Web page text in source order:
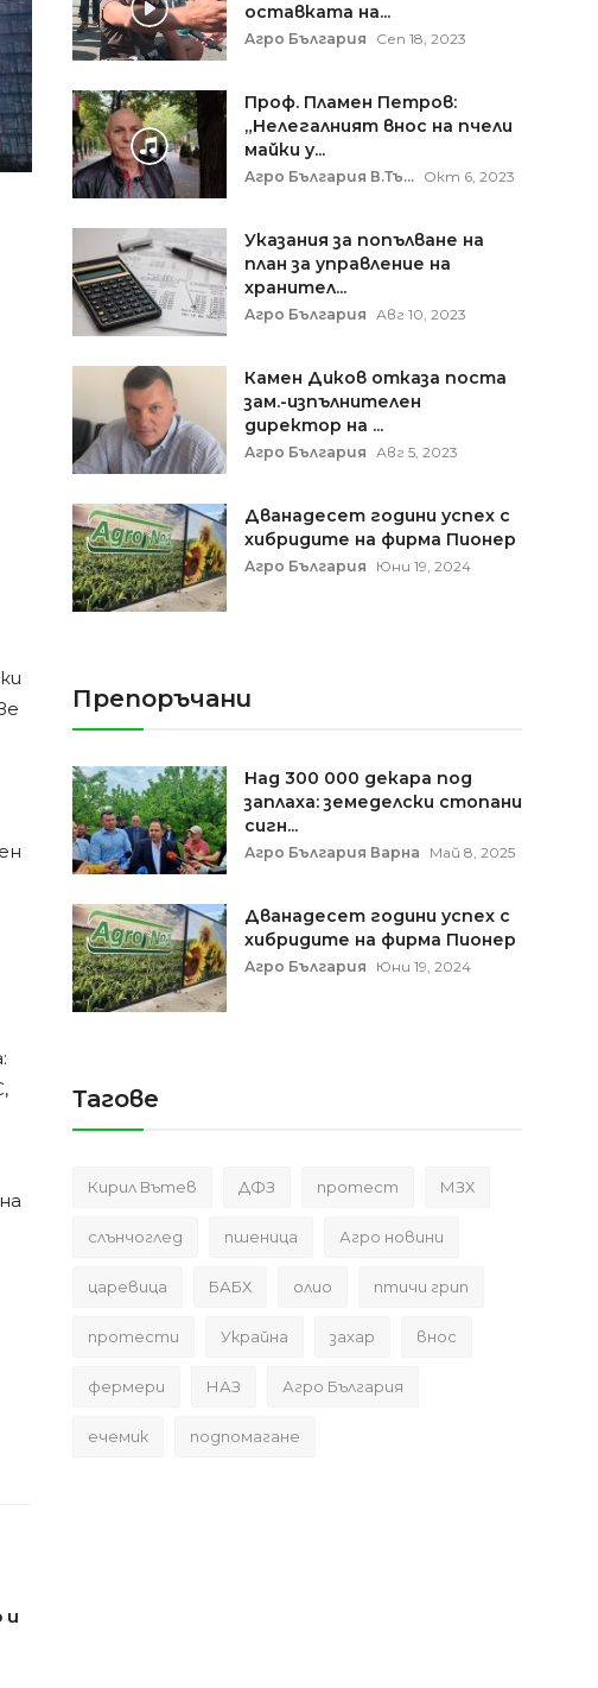
и
оставката на...
Агро България Сеп 18, 2023
Проф. Пламен Петров:
„Нелегалният внос на пчели
майки у...
Агро България В.Тъ... Окт 6, 2023
Указания за попълване на
план за управление на
хранител...
Агро България Авг 10, 2023
Камен Диков отказа поста
зам.-изпълнителен
директор на ...
Агро България Авг 5, 2023
Дванадесет години успех с
хибридите на фирма Пионер
Агро България Юни 19, 2024
Препоръчани
Над 300 000 декара под
заплаха: земеделски стопани
сигн...
Агро България Варна Май 8, 2025
Дванадесет години успех с
хибридите на фирма Пионер
Агро България Юни 19, 2024
Тагове
Кирил Вътев ДФЗ протест МЗХ
слънчоглед пшеница Агро новини
царевица БАБХ олио птичи грип
протести Украйна захар внос
фермери НАЗ Агро България
ечемик подпомагане